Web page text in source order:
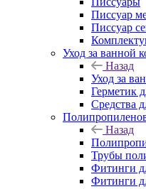
Писсуар
Писсуар
Уход за ванной
Назад
Уход за
Герметик
Средства
Назад
Трубы
Фитинги
Фитинги